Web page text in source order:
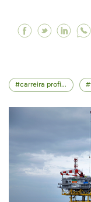
Facebook
carreira profissional